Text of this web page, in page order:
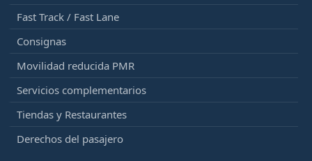
Fast Track / Fast Lane
Consignas
Movilidad reducida PMR
Servicios complementarios
Tiendas y Restaurantes
Derechos del pasajero